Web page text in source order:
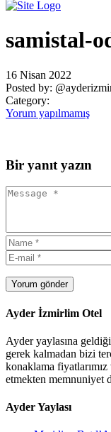
samistal-
16 Nisan 2022
Posted by:
Category:
Yorum yapılmamış
Bir yanıt yazın
Yorum gönder
Ayder İzmirlim Otel
Ayder yaylasına
gerek kalmadan bizi
konaklama
etmekten memnuniyet
Ayder Yaylası